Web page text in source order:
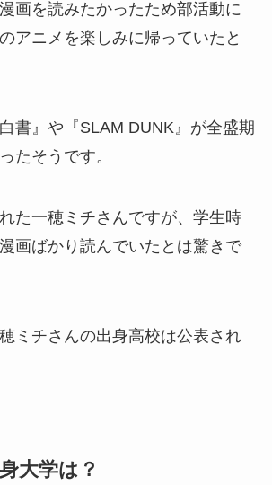
画を読みたかったため部活動に
アニメを楽しみに帰っていたと
』や『SLAM DUNK』が全盛期
たそうです。
た一穂ミチさんですが、学生時
画ばかり読んでいたとは驚きで
ミチさんの出身高校は公表され
大学は？